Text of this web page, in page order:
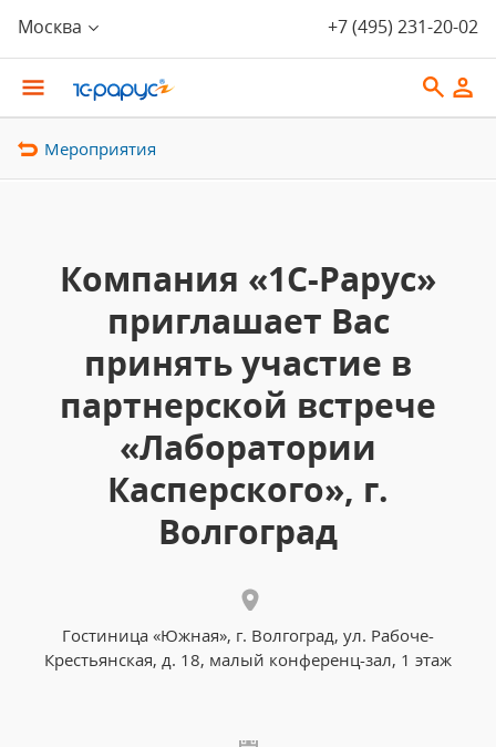
Москва +7 (495) 231-20-02
Мероприятия
Компания «1С-Рарус»
приглашает Вас
принять участие в
партнерской встрече
«Лаборатории
Касперского», г.
Волгоград
Гостиница «Южная», г. Волгоград, ул. Рабоче-
Крестьянская, д. 18, малый конференц-зал, 1 этаж